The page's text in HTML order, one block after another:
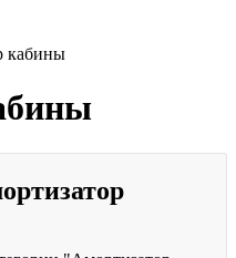
кабины